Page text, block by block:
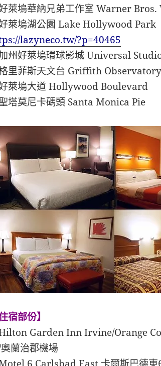
萊塢華納兄弟工作室 Warner
萊塢湖公園 Lake Hollywood Park
lazyneco.tw/?p=40465
州好萊塢環球影城 Universal
里菲斯天文台 Griffith
萊塢大道 Hollywood Boulevard
塔莫尼卡碼頭 Santa Monica Pie
住宿部份】
Garden Inn Irvine/Orange
蘭治郡機場